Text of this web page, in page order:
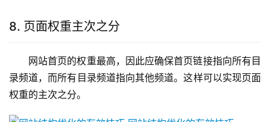
8. 页面权重主次之分
网站首页的权重最高，因此应确保首页链接指向所有目
录频道，而所有目录频道指向其他频道。这样可以实现页面
权重的主次之分。